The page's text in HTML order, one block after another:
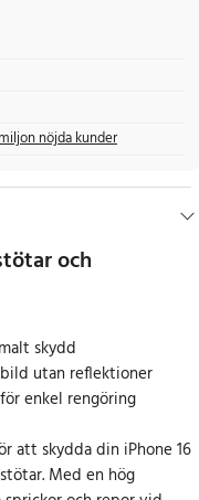
nöjda kunder
och
skydd
utan reflektioner
enkel rengöring
att skydda din iPhone 16
Med en hög